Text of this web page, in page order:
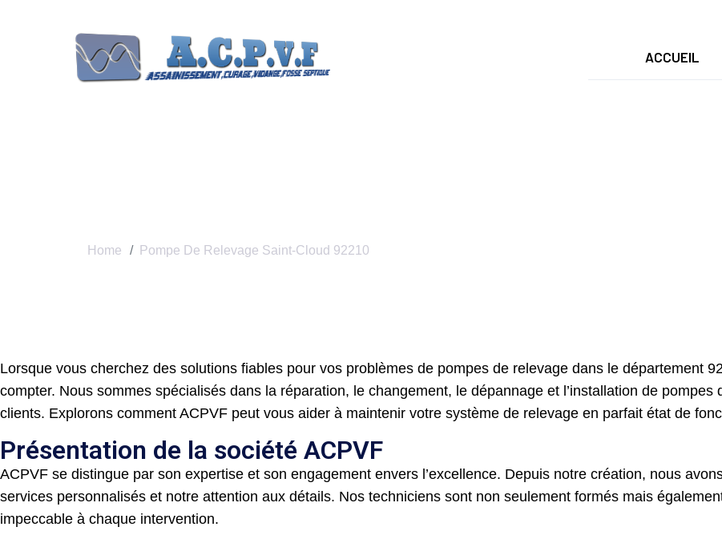
ACCUEIL
Pompe De Relevage Saint-Cloud
Home Pompe De Relevage Saint-Cloud 92210
Lorsque vous cherchez des solutions fiables pour vos problèmes de pompes de relevage dans le département
compter. Nous sommes spécialisés dans la réparation, le changement, le dépannage et l’installation de
clients. Explorons comment ACPVF peut vous aider à maintenir votre système de relevage en parfait état de
Présentation de la société ACPVF
ACPVF se distingue par son expertise et son engagement envers l’excellence. Depuis notre création, nous
services personnalisés et notre attention aux détails. Nos techniciens sont non seulement formés mais
impeccable à chaque intervention.